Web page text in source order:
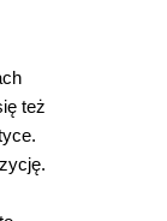
też